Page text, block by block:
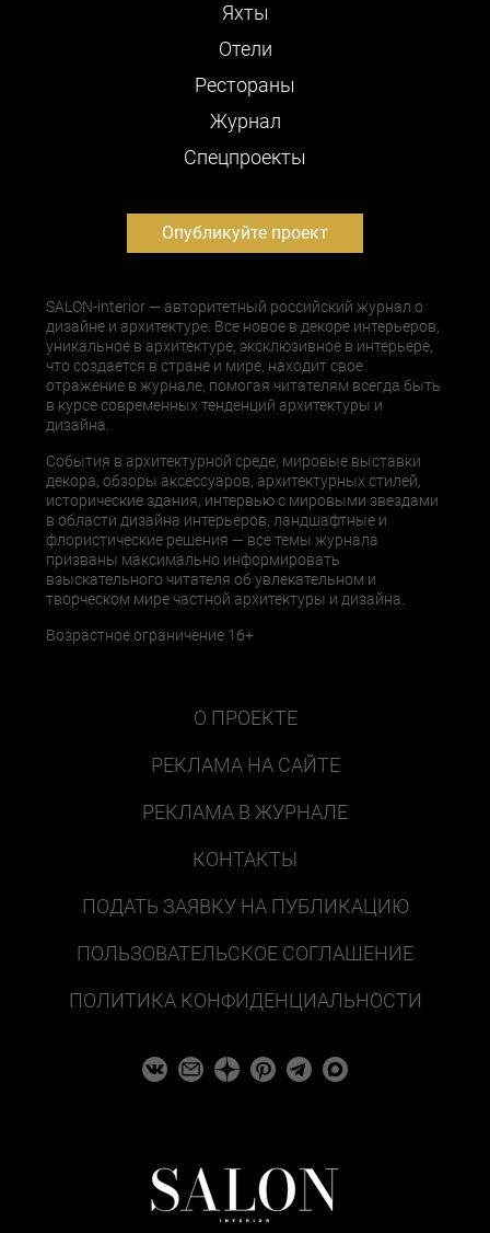
Яхты
Отели
Рестораны
Журнал
Cпецпроекты
Опубликуйте проект
SALON-interior — авторитетный российский журнал о
дизайне и архитектуре. Все новое в декоре интерьеров,
уникальное в архитектуре, эксклюзивное в интерьере,
что создается в стране и мире, находит свое
отражение в журнале, помогая читателям всегда быть
в курсе современных тенденций архитектуры и
дизайна.
События в архитектурной среде, мировые выставки
декора, обзоры аксессуаров, архитектурных стилей,
исторические здания, интервью с мировыми звездами
в области дизайна интерьеров, ландшафтные и
флористические решения — все темы журнала
призваны максимально информировать
взыскательного читателя об увлекательном и
творческом мире частной архитектуры и дизайна.
Возрастное ограничение 16+
О ПРОЕКТЕ
РЕКЛАМА НА САЙТЕ
РЕКЛАМА В ЖУРНАЛЕ
КОНТАКТЫ
ПОДАТЬ ЗАЯВКУ НА ПУБЛИКАЦИЮ
ПОЛЬЗОВАТЕЛЬСКОЕ СОГЛАШЕНИЕ
ПОЛИТИКА КОНФИДЕНЦИАЛЬНОСТИ